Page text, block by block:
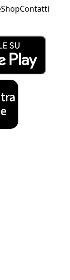
ShopContatti